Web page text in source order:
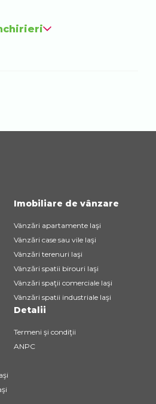
Imobiliare de vânzare
Vânzări apartamente Iaşi
Vânzări case sau vile Iaşi
Vânzări terenuri Iaşi
Vânzări spatii birouri Iaşi
Vânzări spaţii comerciale Iaşi
Vânzări spatii industriale Iaşi
Detalii
Termeni şi condiţii
ANPC